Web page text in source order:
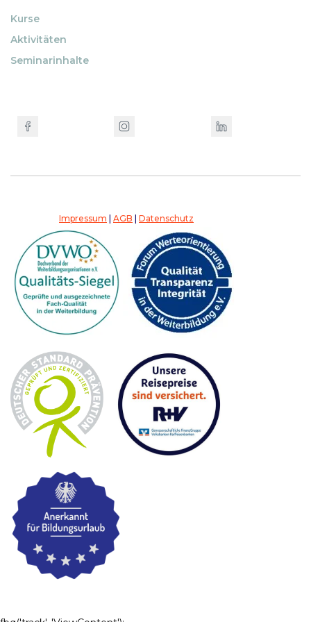
Kurse
Aktivitäten
Seminarinhalte
Impressum AGB Datenschutz